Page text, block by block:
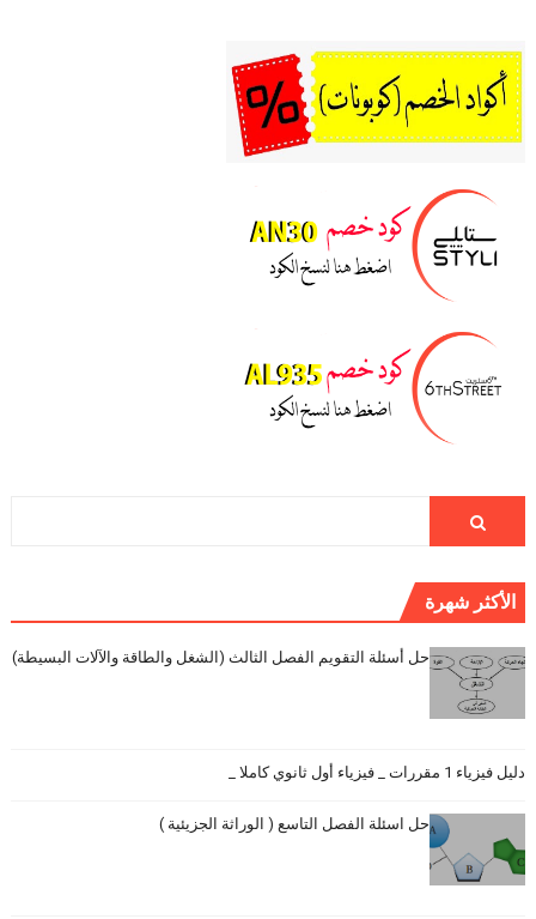
الأكثر شهرة
حل أسئلة التقويم الفصل الثالث (الشغل والطاقة والآلات البسيطة)
دليل فيزياء 1 مقررات _ فيزياء أول ثانوي كاملا _
حل اسئلة الفصل التاسع ( الوراثة الجزيئية )